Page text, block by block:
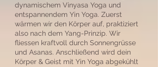
dynamischem Vinyasa Yoga und
entspannendem Yin Yoga. Zuerst
wärmen wir den Körper auf, praktiziert
also nach dem Yang-Prinzip. Wir
fliessen kraftvoll durch Sonnengrüsse
und Asanas. Anschließend wird dein
Körper & Geist mit Yin Yoga abgekühlt